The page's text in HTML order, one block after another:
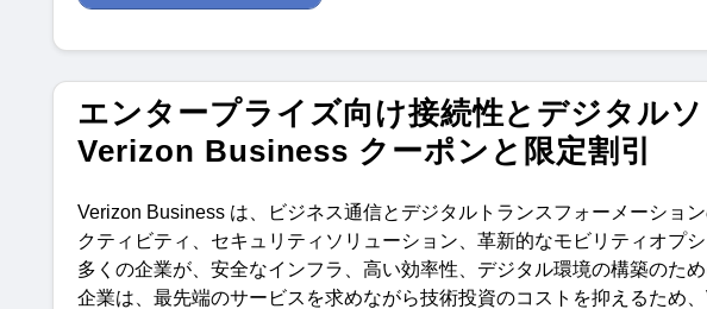
エンタープライズ向け接続性とデジタル
Verizon Business クーポンと限定割引
Verizon Business は、ビジネス通信とデジタルトランスフォーメーショ
クティビティ、セキュリティソリューション、革新的なモビリティオプ
多くの企業が、安全なインフラ、高い効率性、デジタル環境の構築のため
企業は、最先端のサービスを求めながら技術投資のコストを抑えるため、